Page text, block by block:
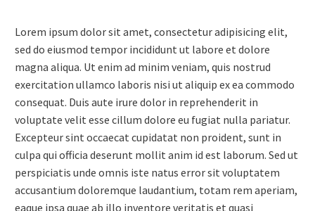
Lorem ipsum dolor sit amet, consectetur adipisicing elit,
sed do eiusmod tempor incididunt ut labore et dolore
magna aliqua. Ut enim ad minim veniam, quis nostrud
exercitation ullamco laboris nisi ut aliquip ex ea commodo
consequat. Duis aute irure dolor in reprehenderit in
voluptate velit esse cillum dolore eu fugiat nulla pariatur.
Excepteur sint occaecat cupidatat non proident, sunt in
culpa qui officia deserunt mollit anim id est laborum. Sed ut
perspiciatis unde omnis iste natus error sit voluptatem
accusantium doloremque laudantium, totam rem aperiam,
eaque ipsa quae ab illo inventore veritatis et quasi